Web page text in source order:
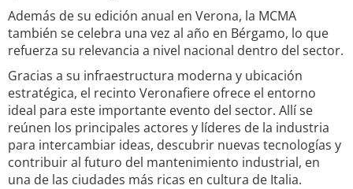
Además de su edición anual en Verona, la MCMA
también se celebra una vez al año en Bérgamo, lo que
refuerza su relevancia a nivel nacional dentro del sector.
Gracias a su infraestructura moderna y ubicación
estratégica, el recinto Veronafiere ofrece el entorno
ideal para este importante evento del sector. Allí se
reúnen los principales actores y líderes de la industria
para intercambiar ideas, descubrir nuevas tecnologías y
contribuir al futuro del mantenimiento industrial, en
una de las ciudades más ricas en cultura de Italia.